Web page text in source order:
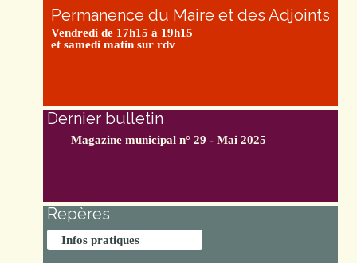
Permanence du Maire et des Adjoints
Vendredi de 17h15 à 19h15
et samedi matin sur rdv
Dernier bulletin
Magazine municipal n° 29 - Mai 2025
Repères
Infos pratiques